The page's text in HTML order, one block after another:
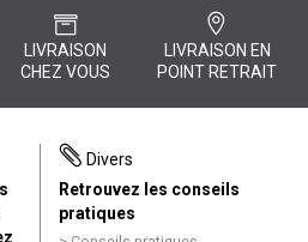
LIVRAISON
CHEZ VOUS
LIVRAISON EN
POINT RETRAIT
Divers
Retrouvez les conseils
pratiques